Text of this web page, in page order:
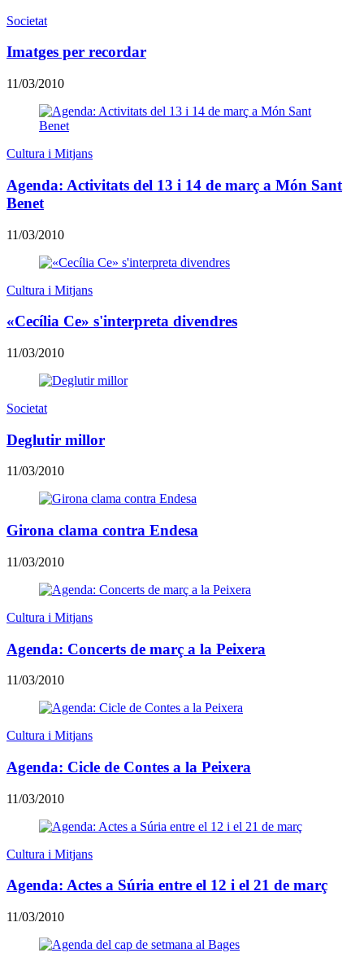
Societat
Imatges per recordar
11/03/2010
Cultura i Mitjans
Agenda: Activitats del 13 i 14 de març a Món Sant
Benet
11/03/2010
Cultura i Mitjans
«Cecília Ce» s'interpreta divendres
11/03/2010
Societat
Deglutir millor
11/03/2010
Girona clama contra Endesa
11/03/2010
Cultura i Mitjans
Agenda: Concerts de març a la Peixera
11/03/2010
Cultura i Mitjans
Agenda: Cicle de Contes a la Peixera
11/03/2010
Cultura i Mitjans
Agenda: Actes a Súria entre el 12 i el 21 de març
11/03/2010